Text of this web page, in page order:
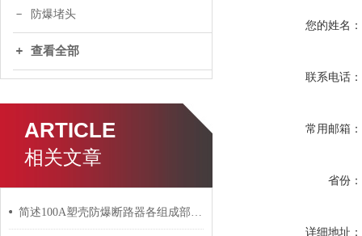
防爆堵头
查看全部
ARTICLE
相关文章
简述100A塑壳防爆断路器各组成部件的功能特点
您的姓名：
联系电话：
常用邮箱：
省份：
详细地址：